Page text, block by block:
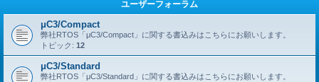
ユーザーフォーラム
μC3/Compact
弊社RTOS「μC3/Compact」に関する書込みはこちらにお願いします。
トピック: 12
μC3/Standard
弊社RTOS「μC3/Standard」に関する書込みはこちらにお願いします。